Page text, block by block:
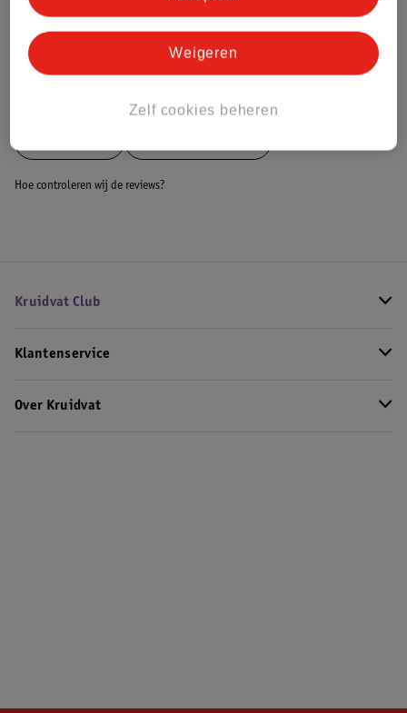
Bestel & Bezorginformatie
Hoe controleren wij de reviews?
Kruidvat Club
Klantenservice
Over Kruidvat
Zelf cookies beheren
Weigeren